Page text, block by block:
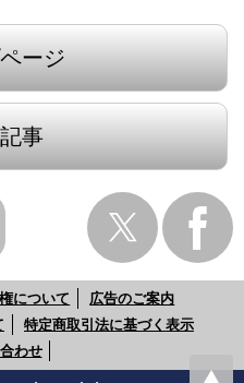
ージ
事
について
広告のご案内
特定商取引法に基づく表示
わせ